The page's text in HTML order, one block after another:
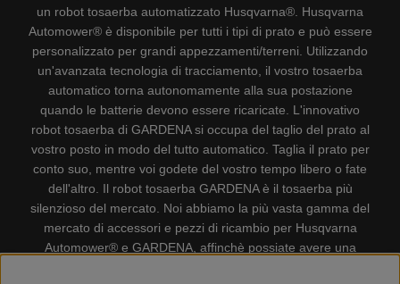
un robot tosaerba automatizzato Husqvarna®. Husqvarna
Automower® è disponibile per tutti i tipi di prato e può essere
personalizzato per grandi appezzamenti/terreni. Utilizzando
un'avanzata tecnologia di tracciamento, il vostro tosaerba
automatico torna autonomamente alla sua postazione
quando le batterie devono essere ricaricate. L'innovativo
robot tosaerba di GARDENA si occupa del taglio del prato al
vostro posto in modo del tutto automatico. Taglia il prato per
conto suo, mentre voi godete del vostro tempo libero o fate
dell'altro. Il robot tosaerba GARDENA è il tosaerba più
silenzioso del mercato. Noi abbiamo la più vasta gamma del
mercato di accessori e pezzi di ricambio per Husqvarna
Automower® e GARDENA, affinchè possiate avere una